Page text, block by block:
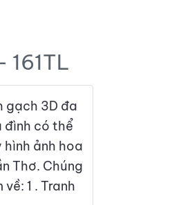
161TL
gạch 3D đa
đình có thể
ảnh hoa
Thơ. Chúng
1 . Tranh